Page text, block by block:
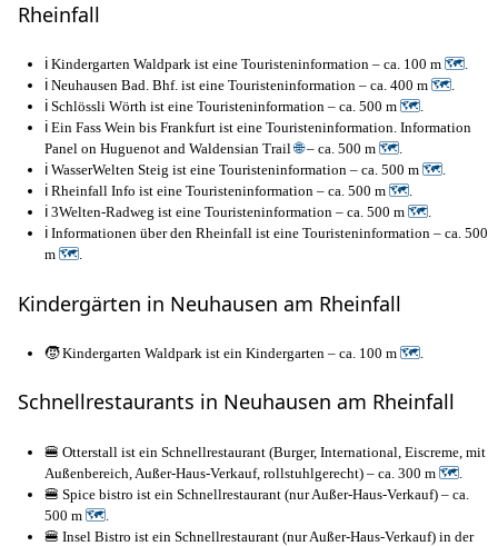
Rheinfall
ℹ️ Kindergarten Waldpark ist eine Touristeninformation – ca. 100 m 🗺.
ℹ️ Neuhausen Bad. Bhf. ist eine Touristeninformation – ca. 400 m 🗺.
ℹ️ Schlössli Wörth ist eine Touristeninformation – ca. 500 m 🗺.
ℹ️ Ein Fass Wein bis Frankfurt ist eine Touristeninformation. Information
Panel on Huguenot and Waldensian Trail🌐– ca. 500 m 🗺.
ℹ️ WasserWelten Steig ist eine Touristeninformation – ca. 500 m 🗺.
ℹ️ Rheinfall Info ist eine Touristeninformation – ca. 500 m 🗺.
ℹ️ 3Welten-Radweg ist eine Touristeninformation – ca. 500 m 🗺.
ℹ️ Informationen über den Rheinfall ist eine Touristeninformation – ca. 500
m 🗺.
Kindergärten in Neuhausen am Rheinfall
🧒 Kindergarten Waldpark ist ein Kindergarten – ca. 100 m 🗺.
Schnellrestaurants in Neuhausen am Rheinfall
🍔 Otterstall ist ein Schnellrestaurant (Burger, International, Eiscreme, mit
Außenbereich, Außer-Haus-Verkauf, rollstuhlgerecht) – ca. 300 m 🗺
🍔 Spice bistro ist ein Schnellrestaurant (nur Außer-Haus-Verkauf) – ca.
500 m 🗺
🍔 Insel Bistro ist ein Schnellrestaurant (nur Außer-Haus-Verkauf) in der